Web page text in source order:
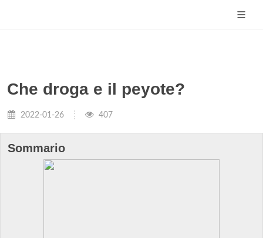
Che droga e il peyote?
2022-01-26 407
Sommario